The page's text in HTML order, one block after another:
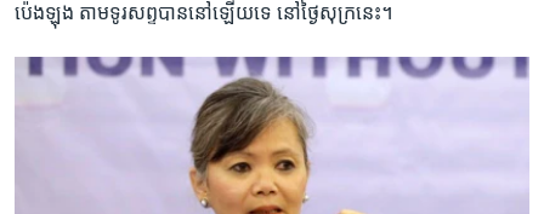
ប៉េងឡុង តាម​ទូរសព្ទ​បាន​នៅ​ឡើយទេ​ ​នៅ​ថ្ងៃសុក្រនេះ។